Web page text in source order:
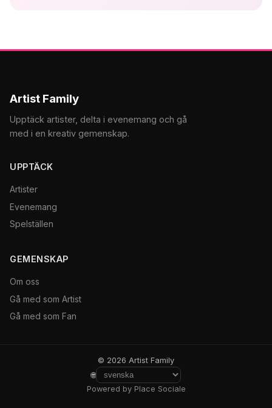
Artist Family
Upptäck artister, delta i evenemang och gå
med i en kreativ gemenskap.
UPPTÄCK
Artister
Evenemang
Spelställen
GEMENSKAP
Om oss
Gå med som Artist
Gå med som Fan
© 2026 Artist Family
🌐
Powered by Place Sociale